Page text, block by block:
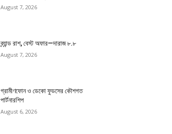
August 7, 2026
ব্র্যান্ড রাশ, বেস্ট অফার—দারাজ ৮.৮
August 7, 2026
গ্রামীণফোন ও ডেকো ফুডসের কৌশগত
পার্টনারশিপ
August 6, 2026